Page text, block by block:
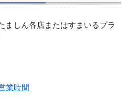
ましん各店またはすまいるプラ
業時間